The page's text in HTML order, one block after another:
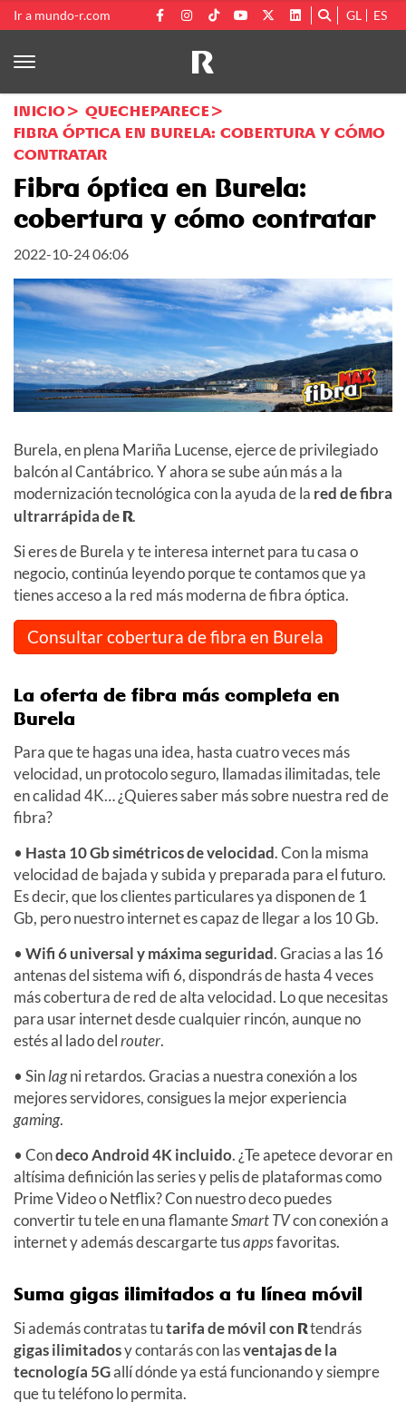
Ir a mundo-r.com GL ES
INICIO
QUECHEPARECE
FIBRA ÓPTICA EN BURELA: COBERTURA Y CÓMO
CONTRATAR
Fibra óptica en Burela:
cobertura y cómo contratar
2022-10-24 06:06
Burela, en plena Mariña Lucense, ejerce de privilegiado
balcón al Cantábrico. Y ahora se sube aún más a la
modernización tecnológica con la ayuda de la red de fibra
ultrarrápida deR.
Si eres de Burela y te interesa internet para tu casa o
negocio, continúa leyendo porque te contamos que ya
tienes acceso a la red más moderna de fibra óptica.
Consultar cobertura de fibra en Burela
La oferta de fibra más completa en
Burela
Para que te hagas una idea, hasta cuatro veces más
velocidad, un protocolo seguro, llamadas ilimitadas, tele
en calidad 4K… ¿Quieres saber más sobre nuestra red de
fibra?
• Hasta 10 Gb simétricos de velocidad. Con la misma
velocidad de bajada y subida y preparada para el futuro.
Es decir, que los clientes particulares ya disponen de 1
Gb, pero nuestro internet es capaz de llegar a los 10 Gb.
• Wifi 6 universal y máxima seguridad. Gracias a las 16
antenas del sistema wifi 6, dispondrás de hasta 4 veces
más cobertura de red de alta velocidad. Lo que necesitas
para usar internet desde cualquier rincón, aunque no
estés al lado delrouter.
• Sinlagni retardos. Gracias a nuestra conexión a los
mejores servidores, consigues la mejor experiencia
gaming.
• Condeco Android 4K incluido. ¿Te apetece devorar en
altísima definición las series y pelis de plataformas como
Prime Video o Netflix? Con nuestro deco puedes
convertir tu tele en una flamanteSmart TVcon conexión a
internet y además descargarte tusappsfavoritas.
Suma gigas ilimitados a tu línea móvil
Si además contratas tutarifa de móvil con Rtendrás
gigas ilimitadosy contarás con lasventajas de la
tecnología 5Gallí dónde ya está funcionando y siempre
que tu teléfono lo permita.